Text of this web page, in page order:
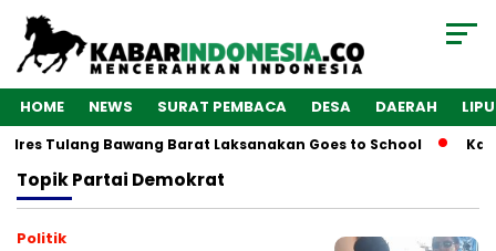
HOME NEWS SURAT PEMBACA DESA DAERAH
Tulang Bawang Barat Laksanakan Goes to School
TopikPartai Demokrat
Politik